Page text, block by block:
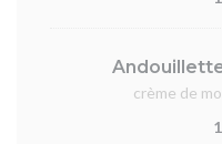
crème de